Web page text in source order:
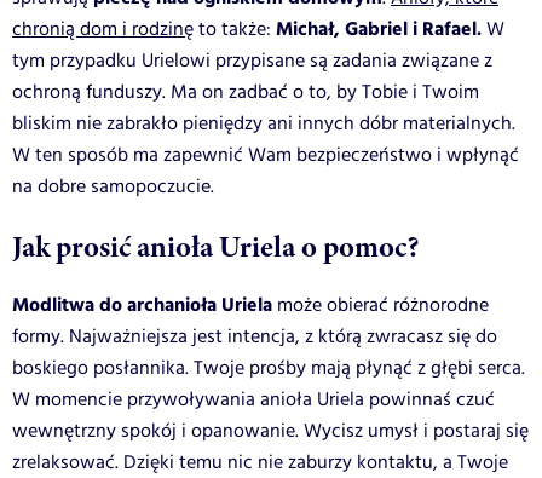
chronią dom i rodzinęto także: Michał, Gabriel i Rafael.W
tym przypadku Urielowi przypisane są zadania związane z
ochroną funduszy. Ma on zadbać o to, by Tobie i Twoim
bliskim nie zabrakło pieniędzy ani innych dóbr materialnych.
W ten sposób ma zapewnić Wam bezpieczeństwo i wpłynąć
na dobre samopoczucie.
Jak prosić anioła Uriela o pomoc?
Modlitwa do archanioła Uriela może obierać różnorodne
formy. Najważniejsza jest intencja, z którą zwracasz się do
boskiego posłannika. Twoje prośby mają płynąć z głębi serca.
W momencie przywoływania anioła Uriela powinnaś czuć
wewnętrzny spokój i opanowanie. Wycisz umysł i postaraj się
zrelaksować. Dzięki temu nic nie zaburzy kontaktu, a Twoje